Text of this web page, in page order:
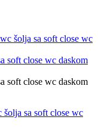
sa soft close wc